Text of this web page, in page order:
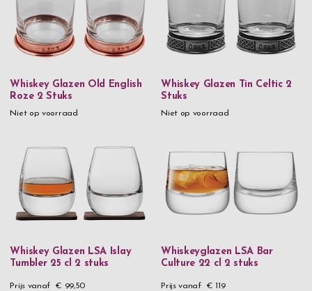
Whiskey Glazen Old English
Roze 2 Stuks
Niet op voorraad
Whiskey Glazen Tin Celtic 2
Stuks
Niet op voorraad
Whiskey Glazen LSA Islay
Tumbler 25 cl 2 stuks
Prijs vanaf € 99,50
Whiskeyglazen LSA Bar
Culture 22 cl 2 stuks
Prijs vanaf € 119